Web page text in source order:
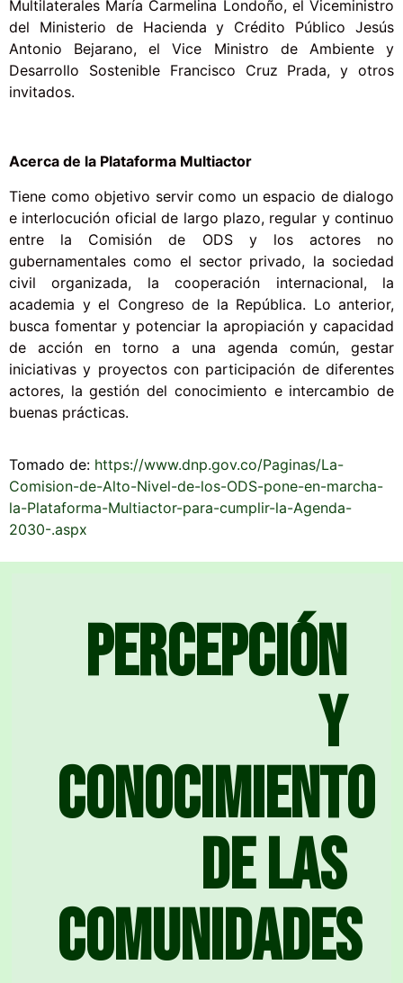
Multilaterales María Carmelina Londoño, el Viceministro
del Ministerio de Hacienda y Crédito Público Jesús
Antonio Bejarano, el Vice Ministro de Ambiente y
Desarrollo Sostenible Francisco Cruz Prada, y otros
invitados.
Acerca de la Plataforma Multiactor
Tiene como objetivo servir como un espacio de dialogo
e interlocución oficial de largo plazo, regular y continuo
entre la Comisión de ODS y los actores no
gubernamentales como el sector privado, la sociedad
civil organizada, la cooperación internacional, la
academia y el Congreso de la República. Lo anterior,
busca fomentar y potenciar la apropiación y capacidad
de acción en torno a una agenda común, gestar
iniciativas y proyectos con participación de diferentes
actores, la gestión del conocimiento e intercambio de
buenas prácticas.
Tomado de: https://www.dnp.gov.co/Paginas/La-
Comision-de-Alto-Nivel-de-los-ODS-pone-en-marcha-
la-Plataforma-Multiactor-para-cumplir-la-Agenda-
2030-.aspx
Percepción
y
conocimiento
de las
comunidades